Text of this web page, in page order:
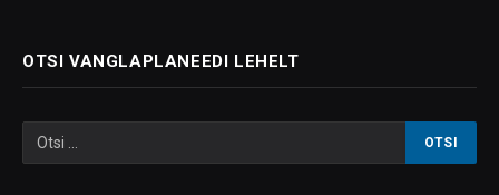
OTSI VANGLAPLANEEDI LEHELT